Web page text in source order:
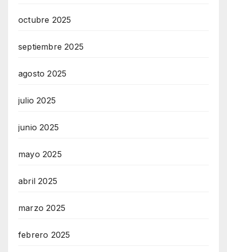
octubre 2025
septiembre 2025
agosto 2025
julio 2025
junio 2025
mayo 2025
abril 2025
marzo 2025
febrero 2025